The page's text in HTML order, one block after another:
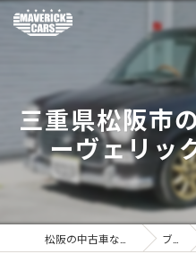
三重県松阪市
ーヴェリッ
ブログ